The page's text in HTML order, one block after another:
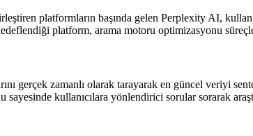
platformların başında gelen Perplexity AI,
platform, arama motoru optimizasyonu
gerçek zamanlı olarak tarayarak en güncel veriyi
kullanıcılara yönlendirici sorular sorarak